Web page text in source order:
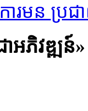
មន ប្រជា
អភិវឌ្ឍន៍»